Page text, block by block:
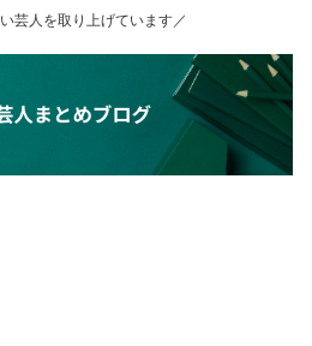
芸人を取り上げています／